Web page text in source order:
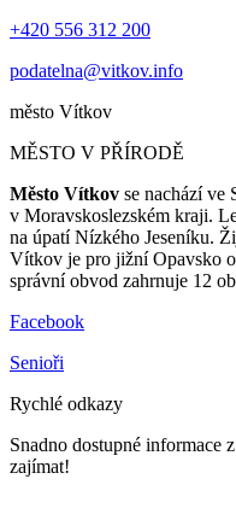
+420 556 312 200
podatelna@vitkov.info
město Vítkov
MĚSTO V PŘÍRODĚ
Město Vítkov se nachází ve
v Moravskoslezském kraji.
na úpatí Nízkého Jeseníku.
Vítkov je pro jižní Opavsko
správní obvod zahrnuje 12
Facebook
Senioři
Rychlé odkazy
Snadno dostupné informace
zajímat!